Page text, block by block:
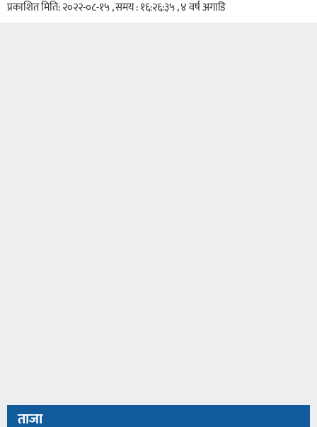
प्रकाशित मिति: २०२२-०८-१५ , समय : १६:२६:३५ , ४ वर्ष अगाडि
ताजा